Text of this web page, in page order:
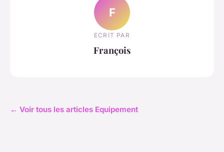
F
ECRIT PAR
François
← Voir tous les articles Equipement